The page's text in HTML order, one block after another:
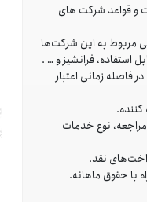
و قواعد شرکت های
مربوط به این شرکت‌ها
فرانشیز و … .
فاصله زمانی اعتبار
نوع خدمات
نقد.
با حقوق ماهانه.